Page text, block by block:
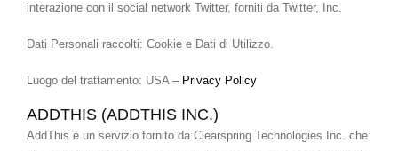
interazione con il social network Twitter, forniti da Twitter, Inc.
Dati Personali raccolti: Cookie e Dati di Utilizzo.
Luogo del trattamento: USA – Privacy Policy
ADDTHIS (ADDTHIS INC.)
AddThis è un servizio fornito da Clearspring Technologies Inc. che